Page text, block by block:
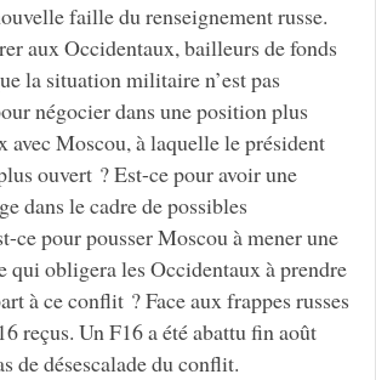
faille du renseignement russe.
aux Occidentaux, bailleurs de fonds
la situation militaire n’est pas
négocier dans une position plus
avec Moscou, à laquelle le président
ouvert ? Est-ce pour avoir une
dans le cadre de possibles
ce pour pousser Moscou à mener une
qui obligera les Occidentaux à prendre
à ce conflit ? Face aux frappes russes
reçus. Un F16 a été abattu fin août
de désescalade du conflit.